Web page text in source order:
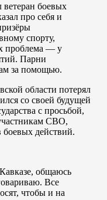
боевых
про себя и
спорту,
проблема — у
Парни
за помощью.
области потерял
со своей будущей
с просьбой,
СВО,
боевых действий.
общаюсь
Все
чтобы и на